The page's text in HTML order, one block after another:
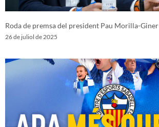
Roda de premsa del president Pau Morilla-Giner
26 de juliol de 2025